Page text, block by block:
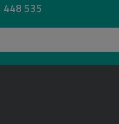
448 535